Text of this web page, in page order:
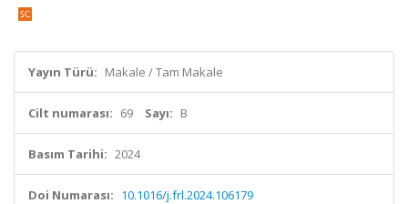
Yayın Türü: Makale / Tam Makale
Cilt numarası: 69 Sayı: B
Basım Tarihi: 2024
Doi Numarası: 10.1016/j.frl.2024.106179